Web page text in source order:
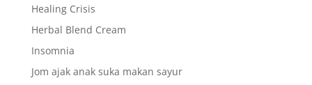
Healing Crisis
Herbal Blend Cream
Insomnia
Jom ajak anak suka makan sayur